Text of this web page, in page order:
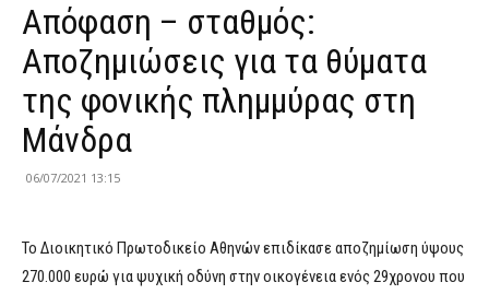
News
Απόφαση – σταθμός:
Αποζημιώσεις για τα θύματα
της φονικής πλημμύρας στη
Μάνδρα
06/07/2021 13:15
Το Διοικητικό Πρωτοδικείο Αθηνών επιδίκασε αποζημίωση ύψους
270.000 ευρώ για ψυχική οδύνη στην οικογένεια ενός 29χρονου που